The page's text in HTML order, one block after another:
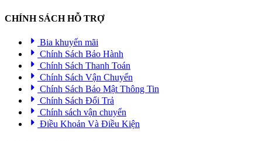
CHÍNH SÁCH HỖ TRỢ
Bia khuyến mãi
Chính Sách Bảo Hành
Chính Sách Thanh Toán
Chính Sách Vận Chuyển
Chính Sách Bảo Mật Thông Tin
Chính Sách Đổi Trả
Chính sách vận chuyển
Điều Khoản Và Điều Kiện